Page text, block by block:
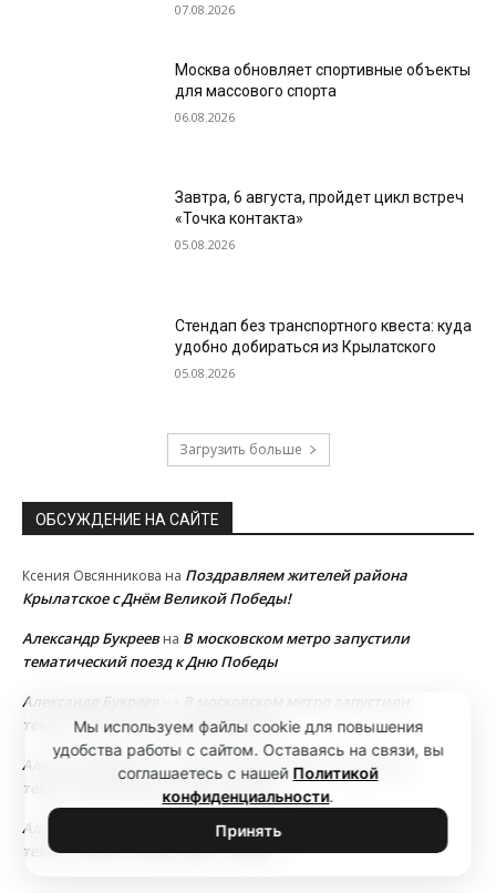
07.08.2026
Москва обновляет спортивные объекты
для массового спорта
06.08.2026
Завтра, 6 августа, пройдет цикл встреч
«Точка контакта»
05.08.2026
Стендап без транспортного квеста: куда
удобно добираться из Крылатского
05.08.2026
Загрузить больше
ОБСУЖДЕНИЕ НА САЙТЕ
Ксения Овсянникова на Поздравляем жителей района
Крылатское с Днём Великой Победы!
Александр Букреевна В московском метро запустили
тематический поезд к Дню Победы
Александр Букреев
В московском метро запустили
тематический поезд к Дню Победы
Александр Букреев
В московском метро запустили
тематический поезд к Дню Победы
Александр Букреев
В московском метро запустили
тематический поезд к Дню Победы
Мы используем файлы cookie для повышения
удобства работы с сайтом. Оставаясь на связи, вы
соглашаетесь с нашей Политикой
конфиденциальности.
Принять